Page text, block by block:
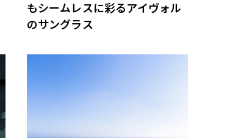
もシームレスに彩るアイヴォル
のサングラス